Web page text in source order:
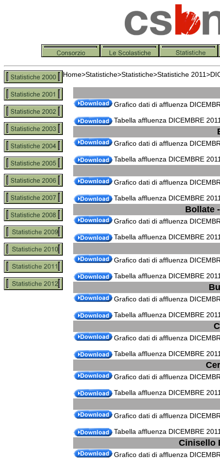
Home>Statistiche>Statistiche>Statistiche 2011
Grafico dati di affluenza
Tabella affluenza DICEMBRE
Grafico dati di affluenza
Tabella affluenza DICEMBRE
Grafico dati di affluenza
Tabella affluenza DICEMBRE
Bollate
Grafico dati di affluenza
Tabella affluenza DICEMBRE
Grafico dati di affluenza
Tabella affluenza DICEMBRE
Grafico dati di affluenza
Tabella affluenza DICEMBRE
Grafico dati di affluenza
Tabella affluenza DICEMBRE
Grafico dati di affluenza
Tabella affluenza DICEMBRE
Grafico dati di affluenza
Tabella affluenza DICEMBRE
Cinisello
Grafico dati di affluenza